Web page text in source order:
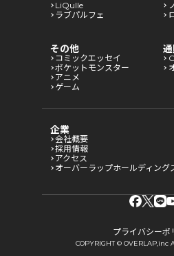
LiQulle
ラブパルフェ
その他
コミックエッセイ
ポケットモンスター
アニメ
ゲーム
企業
会社概要
採用情報
アクセス
オーバーラップホールディング
プライバシーポ
COPYRIGHT © OVERLAP,inc